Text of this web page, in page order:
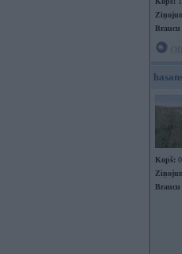
Braucu
Kopš:
Braucu